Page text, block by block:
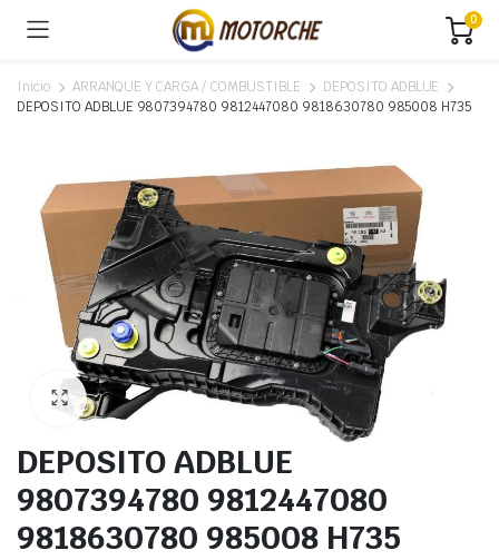
0
Inicio ARRANQUE Y CARGA / COMBUSTIBLE
DEPOSITO ADBLUE
DEPOSITO ADBLUE 9807394780 9812447080 9818630780 985008 H735
DEPOSITO ADBLUE
9807394780 9812447080
9818630780 985008 H735